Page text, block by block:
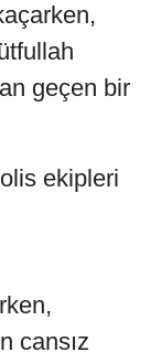
geçen bir
ekipleri
cansız